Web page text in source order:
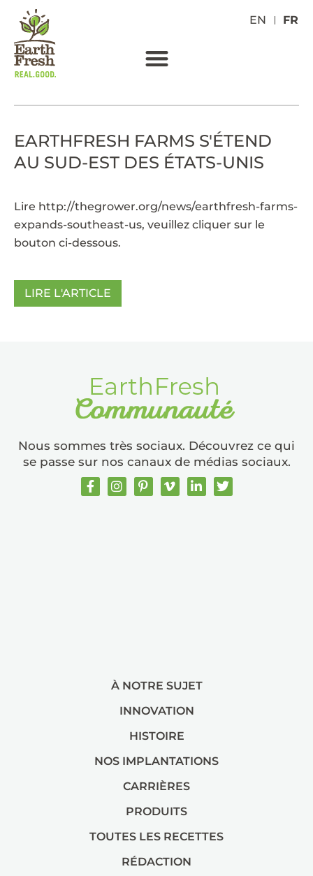
EN FR
EARTHFRESH FARMS S'ÉTEND
AU SUD-EST DES ÉTATS-UNIS
Lire http://thegrower.org/news/earthfresh-farms-
expands-southeast-us, veuillez cliquer sur le
bouton ci-dessous.
LIRE L'ARTICLE
À NOTRE SUJET
INNOVATION
HISTOIRE
NOS IMPLANTATIONS
CARRIÈRES
PRODUITS
TOUTES LES RECETTES
RÉDACTION
Nous sommes très sociaux. Découvrez ce qui
se passe sur nos canaux de médias sociaux.